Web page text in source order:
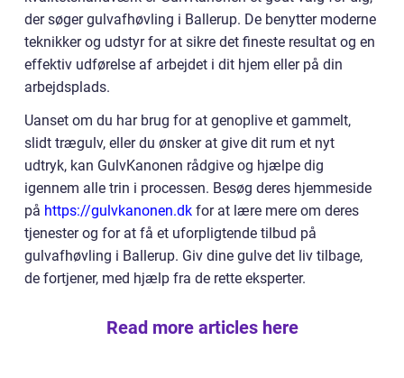
der søger gulvafhøvling i Ballerup. De benytter moderne
teknikker og udstyr for at sikre det fineste resultat og en
effektiv udførelse af arbejdet i dit hjem eller på din
arbejdsplads.
Uanset om du har brug for at genoplive et gammelt,
slidt trægulv, eller du ønsker at give dit rum et nyt
udtryk, kan GulvKanonen rådgive og hjælpe dig
igennem alle trin i processen. Besøg deres hjemmeside
på https://gulvkanonen.dk for at lære mere om deres
tjenester og for at få et uforpligtende tilbud på
gulvafhøvling i Ballerup. Giv dine gulve det liv tilbage,
de fortjener, med hjælp fra de rette eksperter.
Read more articles here